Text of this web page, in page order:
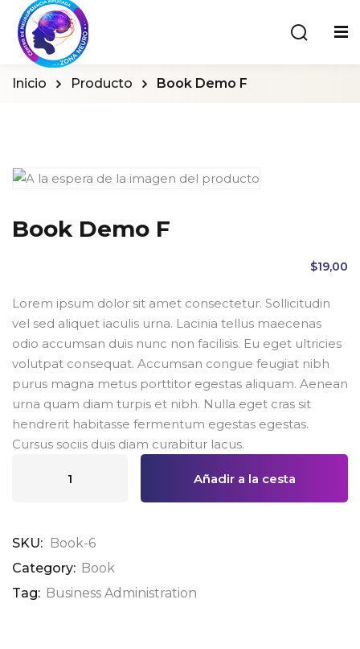
Inicio Producto Book Demo F
Book Demo F
$19,00
Lorem ipsum dolor sit amet consectetur. Sollicitudin
vel sed aliquet iaculis urna. Lacinia tellus maecenas
odio accumsan duis nunc non facilisis. Eu eget ultricies
volutpat consequat. Accumsan congue feugiat nibh
purus magna metus porttitor egestas aliquam. Aenean
urna quam diam turpis et nibh. Nulla eget cras sit
hendrerit habitasse fermentum egestas egestas.
Cursus sociis duis diam curabitur lacus.
Añadir a la cesta
SKU: Book-6
Category: Book
Tag: Business Administration